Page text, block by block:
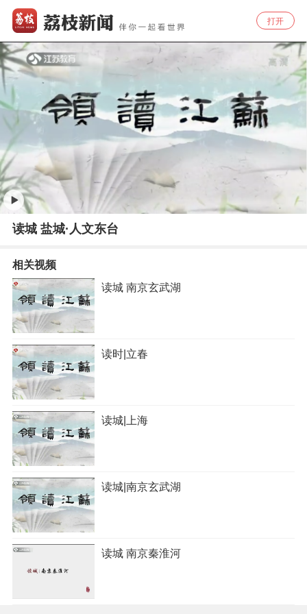
打开
读城 盐城·人文东台
相关视频
读城 南京玄武湖
读时|立春
读城|上海
读城|南京玄武湖
读城 南京秦淮河